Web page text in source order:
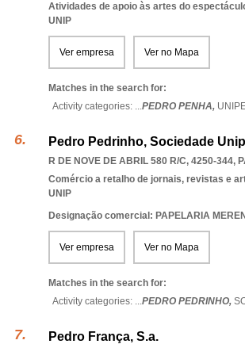
Atividades de apoio às artes do
UNIP
Ver empresa Ver no Mapa
Matches in the search for:
Activity categories: ...PEDRO PENHA,
Pedro Pedrinho, Sociedade
R DE NOVE DE ABRIL 580 R/C, 4250-344,
Comércio a retalho de jornais, revistas e
UNIP
Designação comercial: PAPELARIA
Ver empresa Ver no Mapa
Matches in the search for:
Activity categories: ...PEDRO PEDRINHO,
Pedro França, S.a.